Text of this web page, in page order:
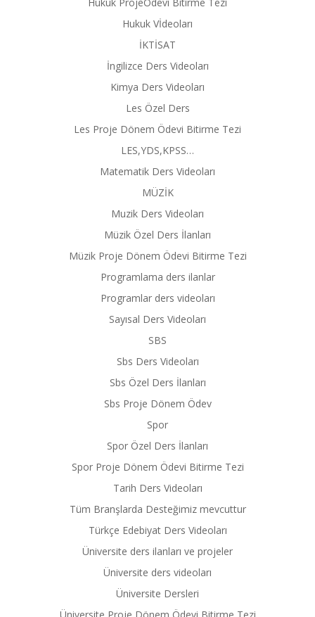
Hukuk Vİdeoları
İKTİSAT
İngilizce Ders Videoları
Kimya Ders Videoları
Les Özel Ders
Les Proje Dönem Ödevi Bitirme Tezi
LES,YDS,KPSS…
Matematik Ders Videoları
MÜZİK
Muzik Ders Videoları
Müzik Özel Ders İlanları
Müzik Proje Dönem Ödevi Bitirme Tezi
Programlama ders ilanlar
Programlar ders videoları
Sayısal Ders Videoları
SBS
Sbs Ders Videoları
Sbs Özel Ders İlanları
Sbs Proje Dönem Ödev
Spor
Spor Özel Ders İlanları
Spor Proje Dönem Ödevi Bitirme Tezi
Tarih Ders Videoları
Tüm Branşlarda Desteğimiz mevcuttur
Türkçe Edebiyat Ders Videoları
Üniversite ders ilanları ve projeler
Üniversite ders videoları
Üniversite Dersleri
Üniversite Proje Dönem Ödevi Bitirme Tezi